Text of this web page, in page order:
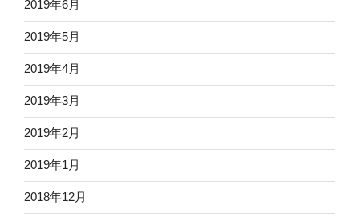
2019年6月
2019年5月
2019年4月
2019年3月
2019年2月
2019年1月
2018年12月